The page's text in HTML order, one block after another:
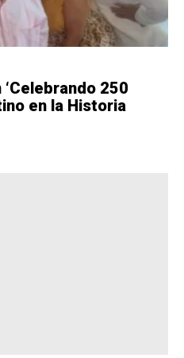
250
en la Historia